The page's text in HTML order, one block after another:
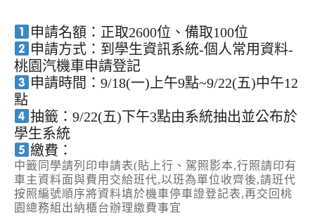
申請名額：正取2600位、備取100位
申請方式：到學生資訊系統-個人常用資料-
桃園汽機車申請登記
申請時間：9/18(一)上午9點~9/22(五)中午12
點
抽籤：9/22(五)下午3點由系統抽出並公布於
學生系統
繳費：
中籤同學請列印申請表(貼上行、駕照影本,行照請印有
車主資料面與費用交給班代,以班為單位收齊後,請班代
按照編號順序將資料填於機車停車證登記表,再交回桃
園總務組出納櫃台辦理繳費事宜